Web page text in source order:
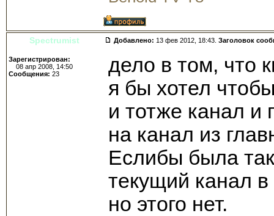
Spectrumist Добавлено: 13 фев 2012, 18:43. Заголовок
Зарегистрирован:
08 апр 2008, 14:50
Сообщения: 23
дело в том, что
я бы хотел
и тотже канал и
на канал из
Еслибы была
текущий канал
но этого нет.